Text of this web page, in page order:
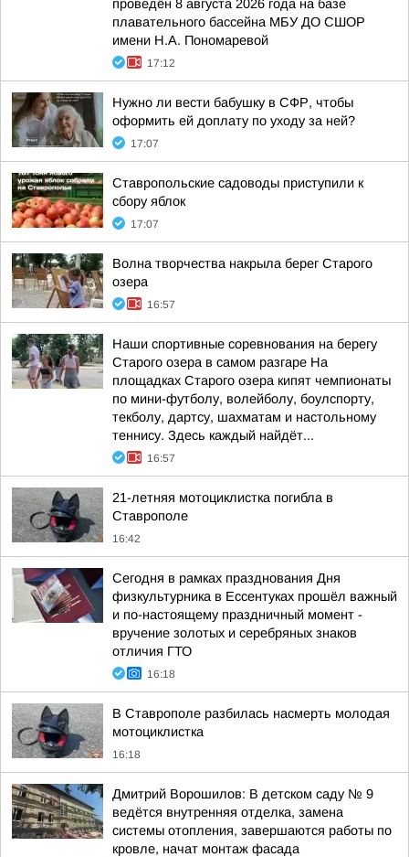
проведён 8 августа 2026 года на базе
плавательного бассейна МБУ ДО СШОР
имени Н.А. Пономаревой
17:12
Нужно ли вести бабушку в СФР, чтобы
оформить ей доплату по уходу за ней?
17:07
Ставропольские садоводы приступили к
сбору яблок
17:07
Волна творчества накрыла берег Старого
озера
16:57
Наши спортивные соревнования на берегу
Старого озера в самом разгаре На
площадках Старого озера кипят чемпионаты
по мини-футболу, волейболу, боулспорту,
текболу, дартсу, шахматам и настольному
теннису. Здесь каждый найдёт...
16:57
21-летняя мотоциклистка погибла в
Ставрополе
16:42
Сегодня в рамках празднования Дня
физкультурника в Ессентуках прошёл важный
и по-настоящему праздничный момент -
вручение золотых и серебряных знаков
отличия ГТО
16:18
В Ставрополе разбилась насмерть молодая
мотоциклистка
16:18
Дмитрий Ворошилов: В детском саду № 9
ведётся внутренняя отделка, замена
системы отопления, завершаются работы по
кровле, начат монтаж фасада